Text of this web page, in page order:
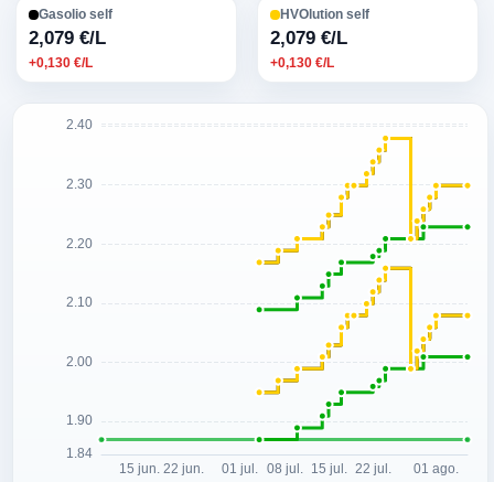
Gasolio self
2,079 €/L
+0,130 €/L
HVOlution self
2,079 €/L
+0,130 €/L